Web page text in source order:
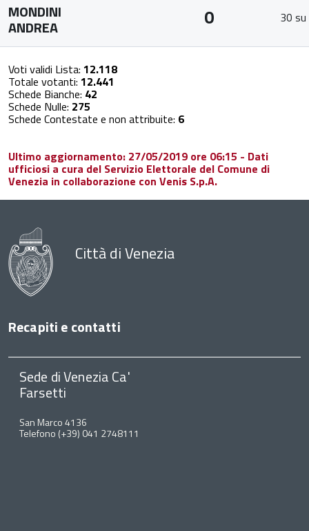
MONDINI
ANDREA 0 30
Voti validi Lista: 12.118
Totale votanti: 12.441
Schede Bianche: 42
Schede Nulle: 275
Schede Contestate e non attribuite: 6
Ultimo aggiornamento: 27/05/2019 ore 06:15 - Dati
ufficiosi a cura del Servizio Elettorale del Comune di
Venezia in collaborazione con Venis S.p.A.
Città di Venezia
Recapiti e contatti
Sede di Venezia Ca'
Farsetti
San Marco 4136
Telefono (+39) 041 2748111